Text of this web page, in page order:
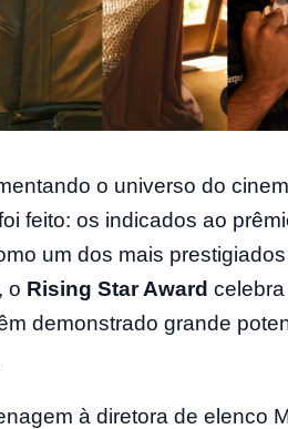
o universo do
feito: os indicados ao
um dos mais prestigiados
o Rising Star Award
demonstrado grande
à diretora de elenco